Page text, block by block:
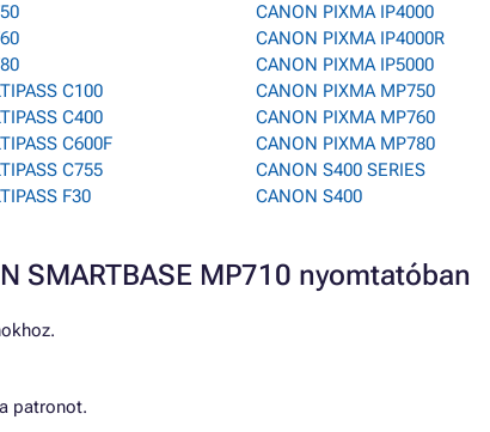
C100
C400
C600F
C755
F30
CANON PIXMA IP4000
CANON PIXMA IP4000R
CANON PIXMA IP5000
CANON PIXMA MP750
CANON PIXMA MP760
CANON PIXMA MP780
CANON S400 SERIES
CANON S400
SMARTBASE MP710 nyomtatóban
patronot.